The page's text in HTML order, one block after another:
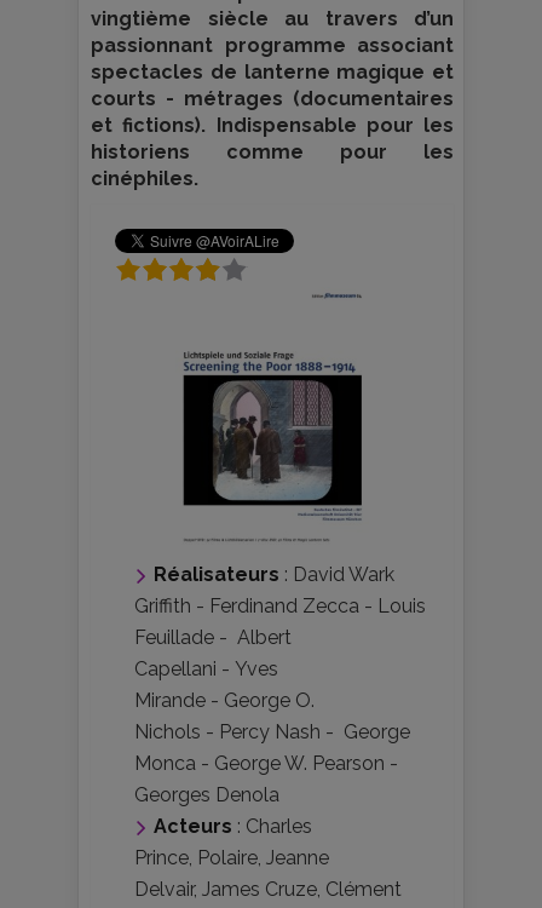
vingtième siècle au travers d’un
passionnant programme associant
spectacles de lanterne magique et
courts - métrages (documentaires
et fictions). Indispensable pour les
historiens comme pour les
cinéphiles.
Réalisateurs : David Wark
Griffith - Ferdinand Zecca - Louis
Feuillade - Albert
Capellani - Yves
Mirande - George O.
Nichols - Percy Nash - George
Monca - George W. Pearson -
Georges Denola
Acteurs : Charles
Prince, Polaire, Jeanne
Delvair, James Cruze, Clément